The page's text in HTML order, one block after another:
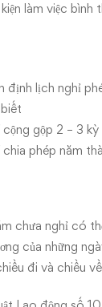
làm việc
định lịch nghỉ
cộng gộp 2 – 3
phép năm
chưa nghỉ có
của những
đi và chiều